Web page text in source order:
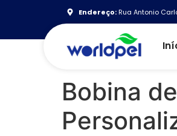
Endereço: Rua Antonio
Bobina